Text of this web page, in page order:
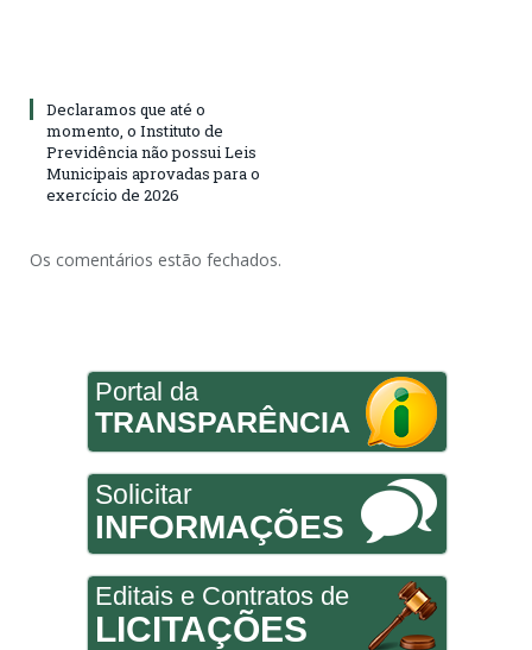
Declaramos que até o
momento, o Instituto de
Previdência não possui Leis
Municipais aprovadas para o
exercício de 2026
Os comentários estão fechados.
Portal da
TRANSPARÊNCIA
Solicitar
INFORMAÇÕES
Editais e Contratos de
LICITAÇÕES